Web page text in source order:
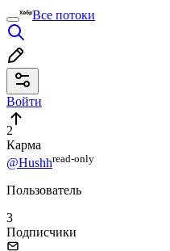
Все потоки
Войти
2
Карма
@Hushhread⁠-⁠only
Пользователь
3
Подписчики